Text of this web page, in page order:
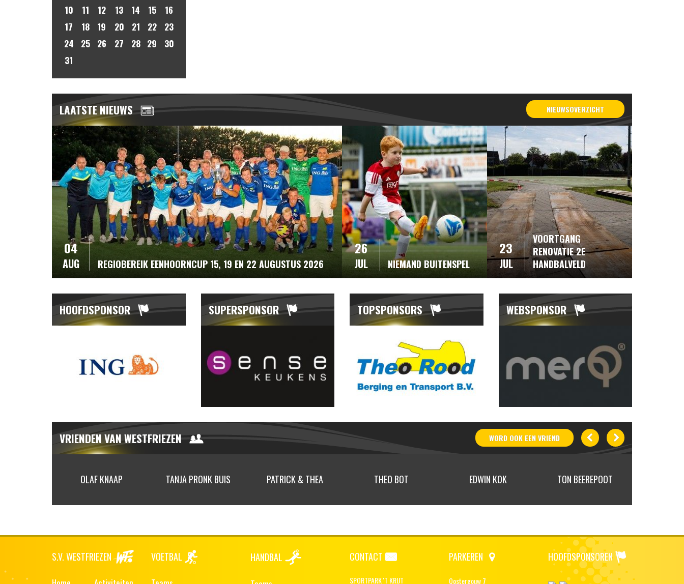
10
11 12 13 14 15
16
17
18 19 20 21 22
23
24
25 26 27 28 29
30
31
LAATSTE NIEUWS NIEUWSOVERZICHT
04
AUG REGIOBEREIK EENHOORNCUP 15, 19 EN 22 AUGUSTUS 2026
26
JUL NIEMAND BUITENSPEL
23
JUL
VOORTGANG
RENOVATIE 2E
HANDBALVELD
HOOFDSPONSOR SUPERSPONSOR TOPSPONSORS WEBSPONSOR
VRIENDEN VAN WESTFRIEZEN WORD OOK EENVRIEND
OLAF KNAAP TANJA PRONK BUIS PATRICK & THEA THEO BOT EDWIN KOK TON BEEREPOOT
S.V. WESTFRIEZEN VOETBAL HANDBAL CONTACT
SPORTPARK 'T KRIJT
PARKEREN
Oostergouw 7
HOOFDSPONSOREN